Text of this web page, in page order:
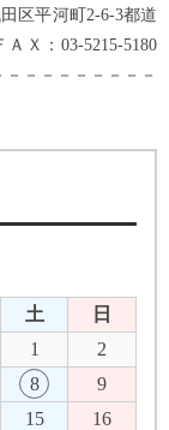
平河町2-6-3都道
Ｘ：03-5215-5180
－－－－－－－－
土
日
1
2
8
9
15
16